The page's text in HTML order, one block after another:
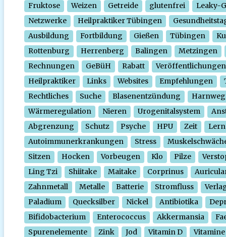
Fruktose
Weizen Getreide glutenfrei
Leaky-
Netzwerke
Heilpraktiker Tübingen
Ausbildung
Fortbildung Gießen Tübingen
Rottenburg
Herrenberg Balingen
Metzingen
Rechnungen
GeBüH Rabatt
Veröffentlichungen
Heilpraktiker
Links Websites Empfehlungen
Rechtliches
Suche Blasenentzündung
Wärmeregulation
Nieren Urogenitalsystem
Abgrenzung
Schutz Psyche HPU Zeit
Autoimmunerkrankungen
Stress
Sitzen
Hocken Vorbeugen Klo Pilze
Ling Tzi
Shiitake Maitake Corprinus
Zahnmetall
Metalle Batterie Stromfluss
Paladium
Quecksilber Nickel Antibiotika
Bifidobacterium
Enterococcus Akkermansia
Spurenelemente
Zink Jod Vitamin D
Vitamine